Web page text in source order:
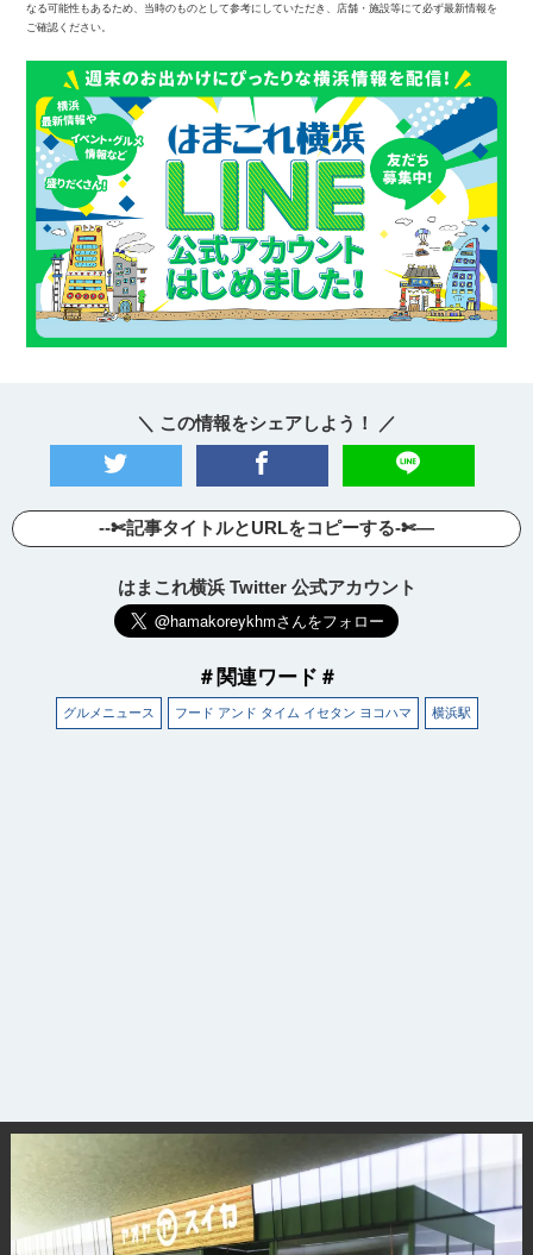
なる可能性もあるため、当時のものとして参考にしていただき、店舗・施設等にて必ず最新情報を
ご確認ください。
＼ この情報をシェアしよう！ ／
--✄記事タイトルとURLをコピーする-✄—
はまこれ横浜 Twitter 公式アカウント
＃関連ワード＃
グルメニュース フード アンド タイム イセタン ヨコハマ 横浜駅